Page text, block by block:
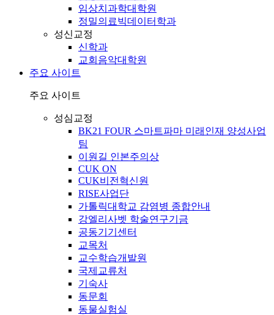
임상치과학대학원
정밀의료빅데이터학과
성신교정
신학과
교회음악대학원
주요 사이트
주요 사이트
성심교정
BK21 FOUR 스마트파마 미래인재 양성사업
팀
이원길 인본주의상
CUK ON
CUK비전혁신원
RISE사업단
가톨릭대학교 감염병 종합안내
강엘리사벳 학술연구기금
공동기기센터
교목처
교수학습개발원
국제교류처
기숙사
동문회
동물실험실